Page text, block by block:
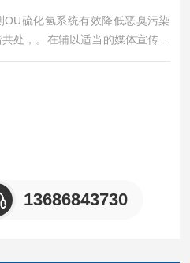
硫化氢系统有效降低恶臭污染
处，。在辅以适当的媒体宣传，
价值，也可以成为企业融资的加
13686843730